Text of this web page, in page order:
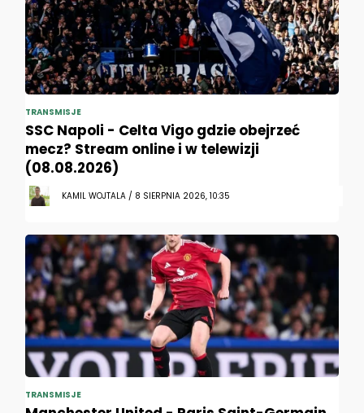
TRANSMISJE
SSC Napoli - Celta Vigo gdzie obejrzeć
mecz? Stream online i w telewizji
(08.08.2026)
KAMIL WOJTALA / 8 SIERPNIA 2026, 10:35
TRANSMISJE